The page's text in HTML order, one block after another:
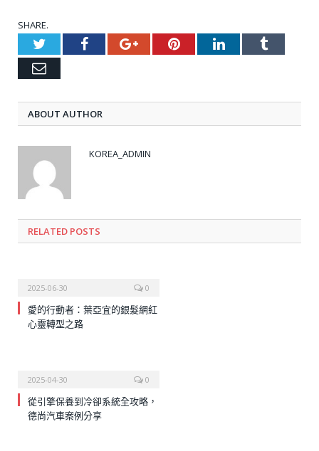
SHARE.
TwitterFacebookGoogle+PinterestLinkedInTumblr
Email
ABOUT AUTHOR
KOREA_ADMIN
RELATED POSTS
2025-06-30 0
愛的行動者：葉亞宜的銀髮網紅
心靈轉型之路
2025-04-30 0
從引擎保養到冷卻系統全攻略，
德尚汽車案例分享